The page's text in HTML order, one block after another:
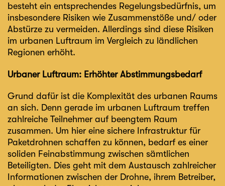
besteht ein entsprechendes Regelungsbedürfnis, um
insbesondere Risiken wie Zusammenstöße und/ oder
Abstürze zu vermeiden. Allerdings sind diese Risiken
im urbanen Luftraum im Vergleich zu ländlichen
Regionen erhöht.
Urbaner Luftraum: Erhöhter Abstimmungsbedarf
Grund dafür ist die Komplexität des urbanen Raums
an sich. Denn gerade im urbanen Luftraum treffen
zahlreiche Teilnehmer auf beengtem Raum
zusammen. Um hier eine sichere Infrastruktur für
Paketdrohnen schaffen zu können, bedarf es einer
soliden Feinabstimmung zwischen sämtlichen
Beteiligten. Dies geht mit dem Austausch zahlreicher
Informationen zwischen der Drohne, ihrem Betreiber,